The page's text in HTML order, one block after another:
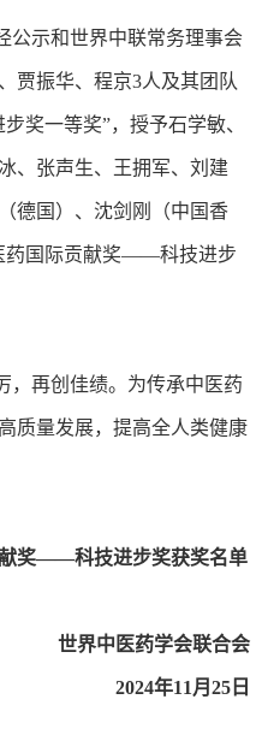
示和世界中联常务理事会
贾振华、程京3人及其团队
奖一等奖”，授予石学敏、
、张声生、王拥军、刘建
德国）、沈剑刚（中国香
药国际贡献奖——科技进步
再创佳绩。为传承中医药
质量发展，提高全人类健康
献奖——科技进步奖获奖名单
世界中医药学会联合会
2024年11月25日